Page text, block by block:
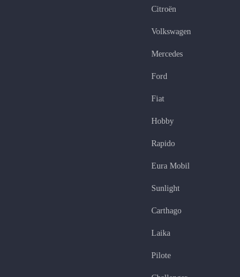
Citroën
Volkswagen
Mercedes
Ford
Fiat
Hobby
Rapido
Eura Mobil
Sunlight
Carthago
Laika
Pilote